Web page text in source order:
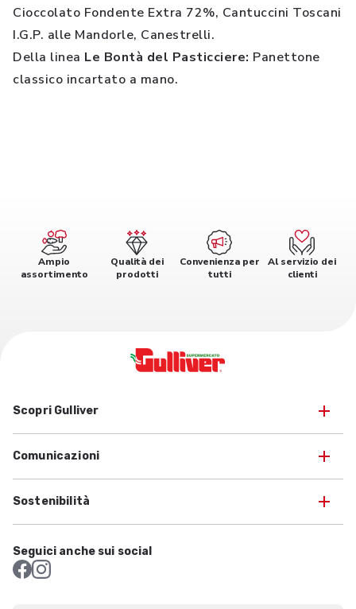
Cioccolato Fondente Extra 72%, Cantuccini Toscani
I.G.P. alle Mandorle, Canestrelli.
Della linea Le Bontà del Pasticciere: Panettone
classico incartato a mano.
Ampio
assortimento
Qualità dei
prodotti
Convenienza per
tutti
Al servizio dei
clienti
Scopri Gulliver
Comunicazioni
Sostenibilità
Seguici anche sui social